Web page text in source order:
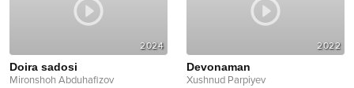
2024
Doira sadosi
Mironshoh Abduhafizov
2022
Devonaman
Xushnud Parpiyev